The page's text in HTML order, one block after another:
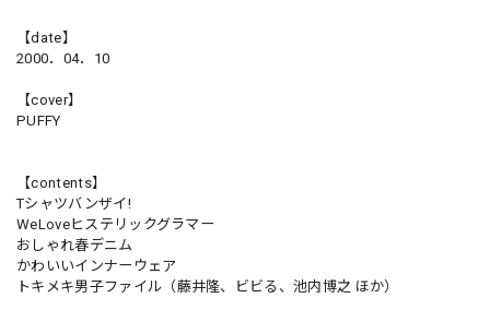
【date】
2000．04．10
【cover】
PUFFY
【contents】
Tシャツバンザイ!
WeLoveヒステリックグラマー
おしゃれ春デニム
かわいいインナーウェア
トキメキ男子ファイル（藤井隆、ビビる、池内博之 ほか）